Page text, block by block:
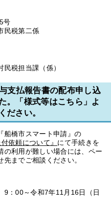
号
税第二係
税担当課（係）
支払報告書の配布申し込
「様式等はこちら」よ
ださい。
橋市スマート申請』の
依頼について』 にて手続きを
の利用が難しい場合には、ペー
までご相談ください。
9：00～令和7年11月16日（日